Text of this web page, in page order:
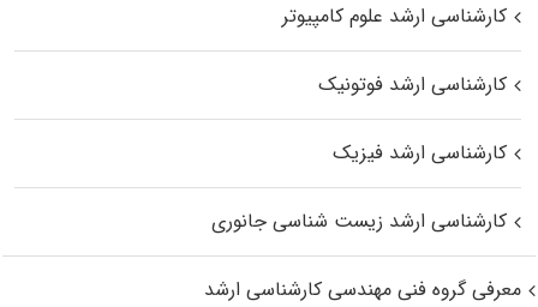
کارشناسی ارشد علوم کامپیوتر
کارشناسی ارشد فوتونیک
کارشناسی ارشد فیزیک
کارشناسی ارشد زیست‌ شناسی جانوری
معرفی گروه فنی مهندسی کارشناسی ارشد